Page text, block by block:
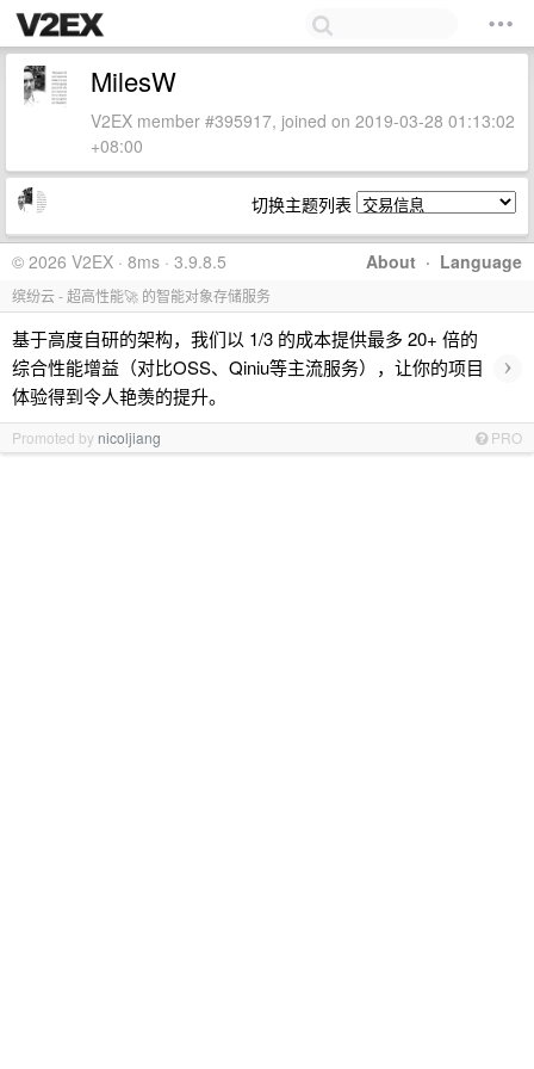
MilesW
V2EX member #395917, joined on 2019-03-28 01:13:02
+08:00
切换主题列表
About · Language
© 2026 V2EX · 8ms · 3.9.8.5
缤纷云 - 超高性能🚀 的智能对象存储服务
基于高度自研的架构，我们以 1/3 的成本提供最多 20+ 倍的
综合性能增益（对比OSS、Qiniu等主流服务），让你的项目
体验得到令人艳羡的提升。
›
Promoted by nicoljiang PRO